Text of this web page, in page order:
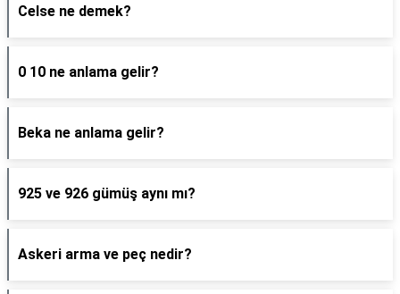
Celse ne demek?
0 10 ne anlama gelir?
Beka ne anlama gelir?
925 ve 926 gümüş aynı mı?
Askeri arma ve peç nedir?